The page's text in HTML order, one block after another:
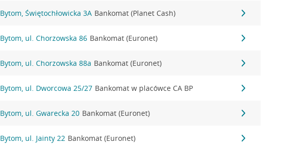
Bytom, Świętochłowicka 3A Bankomat (Planet Cash)
Bytom, ul. Chorzowska 86 Bankomat (Euronet)
Bytom, ul. Chorzowska 88a Bankomat (Euronet)
Bytom, ul. Dworcowa 25/27 Bankomat w placówce CA BP
Bytom, ul. Gwarecka 20 Bankomat (Euronet)
Bytom, ul. Jainty 22 Bankomat (Euronet)